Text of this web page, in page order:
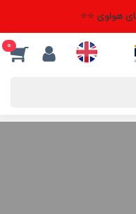
هواوی ⭐⭐
0